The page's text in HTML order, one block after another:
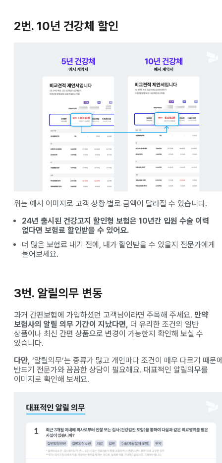
2번. 10년 건강체 할인
위는 예시 이미지로 고객 상황 별로 금액이 달라질 수 있습니다.
24년 출시된 건강고지 할인형 보험은 10년간 입원 수술 이력
없다면 보험료 할인받을 수 있어요.
더 많은 보험료 내기 전에, 내가 할인받을 수 있을지 전문가에게
물어보세요.
3번. 알릴의무 변동
과거 간편보험에 가입하셨던 고객님이라면 주목해 주세요. 만약
보험사의 알릴 의무 기간이 지났다면, 더 유리한 조건의 일반
상품이나 최신 간편 상품으로 변경이 가능한지 확인해 보실 수
있습니다.
다만, ‘알릴의무’는 종류가 많고 개인마다 조건이 매우 다르기 때문
반드기 전문가와 꼼꼼한 상담이 필요해요. 대표적인 알릴의무를
이미지로 확인해 보세요.